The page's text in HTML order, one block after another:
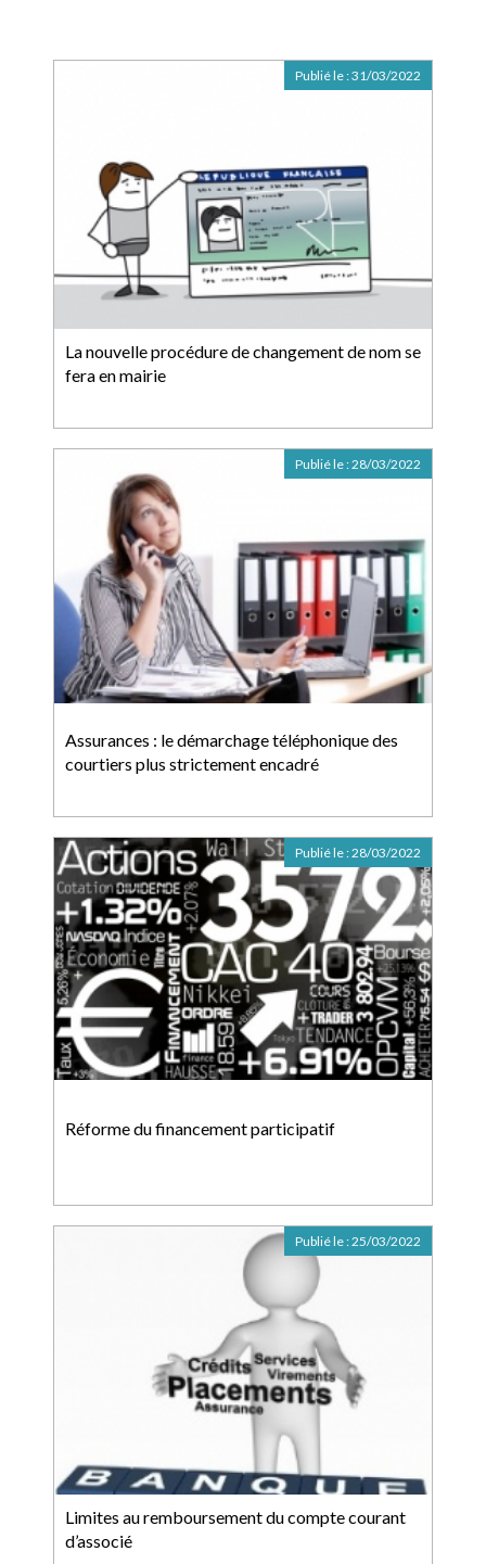
La nouvelle procédure de changement de nom se
fera en mairie
Publié le :31/03/2022
Assurances : le démarchage téléphonique des
courtiers plus strictement encadré
Publié le :28/03/2022
Réforme du financement participatif
Publié le :28/03/2022
Limites au remboursement du compte courant
d’associé
Publié le :25/03/2022